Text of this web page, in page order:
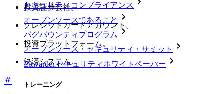
セキュリティコンプライアンス
オープンソースであること
バグバウンティプログラム
オープンソース・セキュリティ・サミット
Bitwardenセキュリティホワイトペーパー
トレーニング
投資証券会社。
クレジットカードアカウント。
投資プラットフォーム。
決済システム。